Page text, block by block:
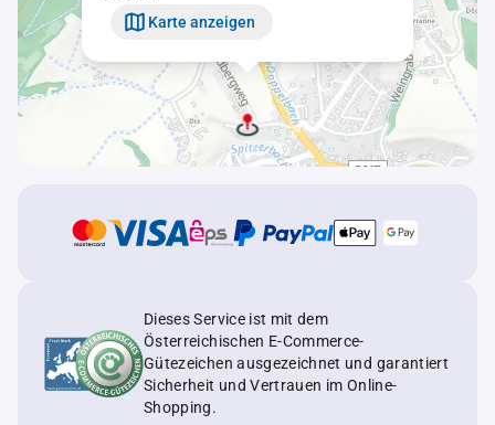
Karte anzeigen
Dieses Service ist mit dem
Österreichischen E-Commerce-
Gütezeichen ausgezeichnet und garantiert
Sicherheit und Vertrauen im Online-
Shopping.